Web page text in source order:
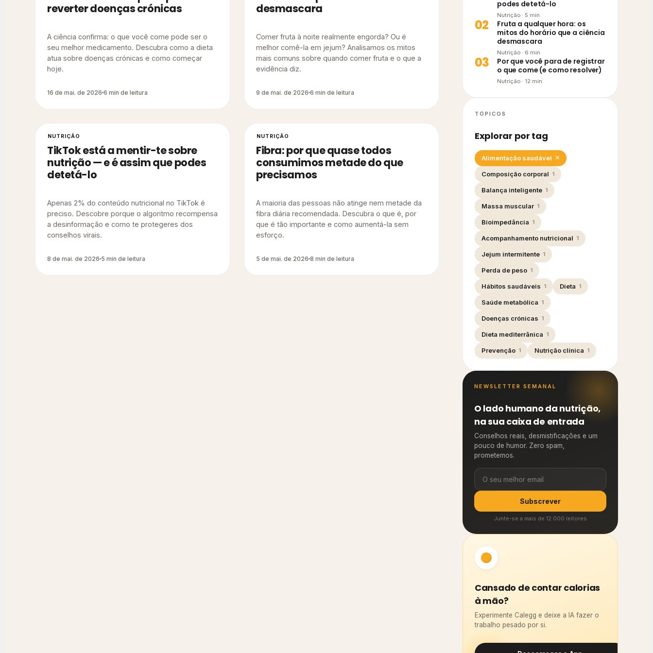
reverter doenças crónicas
A ciência confirma: o que você come pode ser o
seu melhor medicamento. Descubra como a dieta
atua sobre doenças crónicas e como começar
hoje.
16 de mai. de 2026 6 min de leitura
desmascara
Comer fruta à noite realmente engorda? Ou é
melhor comê-la em jejum? Analisamos os mitos
mais comuns sobre quando comer fruta e o que a
evidência diz.
9 de mai. de 2026 6 min de leitura
NUTRIÇÃO
TikTok está a mentir-te sobre
nutrição — e é assim que podes
detetá-lo
Apenas 2% do conteúdo nutricional no TikTok é
preciso. Descobre porque o algoritmo recompensa
a desinformação e como te protegeres dos
conselhos virais.
8 de mai. de 2026 5 min de leitura
NUTRIÇÃO
Fibra: por que quase todos
consumimos metade do que
precisamos
A maioria das pessoas não atinge nem metade da
fibra diária recomendada. Descubra o que é, por
que é tão importante e como aumentá-la sem
esforço.
5 de mai. de 2026 8 min de leitura
podes detetá-lo
Nutrição · 5 min
02
Fruta a qualquer hora: os
mitos do horário que a ciência
desmascara
Nutrição · 6 min
03
Por que você para de registrar
o que come (e como resolver)
Nutrição · 12 min
TÓPICOS
Explorar por tag
Alimentação saudável ✕
Composição corporal 1
Balança inteligente 1
Massa muscular 1
Bioimpedância 1
Acompanhamento nutricional 1
Jejum intermitente 1
Perda de peso 1
Hábitos saudáveis 1 Dieta 1
Saúde metabólica 1
Doenças crónicas 1
Dieta mediterrânica 1
Prevenção 1 Nutrição clínica 1
NEWSLETTER SEMANAL
O lado humano da nutrição,
na sua caixa de entrada
Conselhos reais, desmistificações e um
pouco de humor. Zero spam,
prometemos.
Subscrever
Junte-se a mais de 12.000 leitores
Cansado de contar calorias
à mão?
Experimente Calegg e deixe a IA fazer o
trabalho pesado por si.